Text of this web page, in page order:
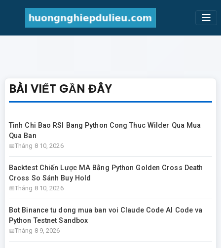
BÀI VIẾT GẦN ĐÂY
Tinh Chi Bao RSI Bang Python Cong Thuc Wilder Qua Mua
Qua Ban
Tháng 8 10, 2026
Backtest Chiến Lược MA Bằng Python Golden Cross Death
Cross So Sánh Buy Hold
Tháng 8 10, 2026
Bot Binance tu dong mua ban voi Claude Code AI Code va
Python Testnet Sandbox
Tháng 8 9, 2026